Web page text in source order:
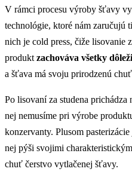
V rámci procesu výroby šťavy
technológie, ktoré nám zaručujú
nich je cold press, čiže lisovanie
produktzachováva všetky
a šťava má svoju prirodzenú
Po lisovaní za studena prichádza
nej nemusíme pri výrobe
konzervanty. Plusom
nej pýši svojimi
chuť čerstvo vytlačenej šťavy.